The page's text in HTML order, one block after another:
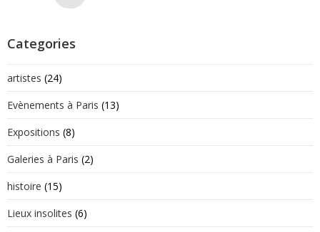
Categories
artistes (24)
Evènements à Paris (13)
Expositions (8)
Galeries à Paris (2)
histoire (15)
Lieux insolites (6)